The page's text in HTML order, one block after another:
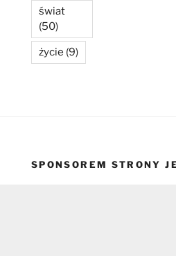
świat
(50)
życie (9)
SPONSOREM STRONY